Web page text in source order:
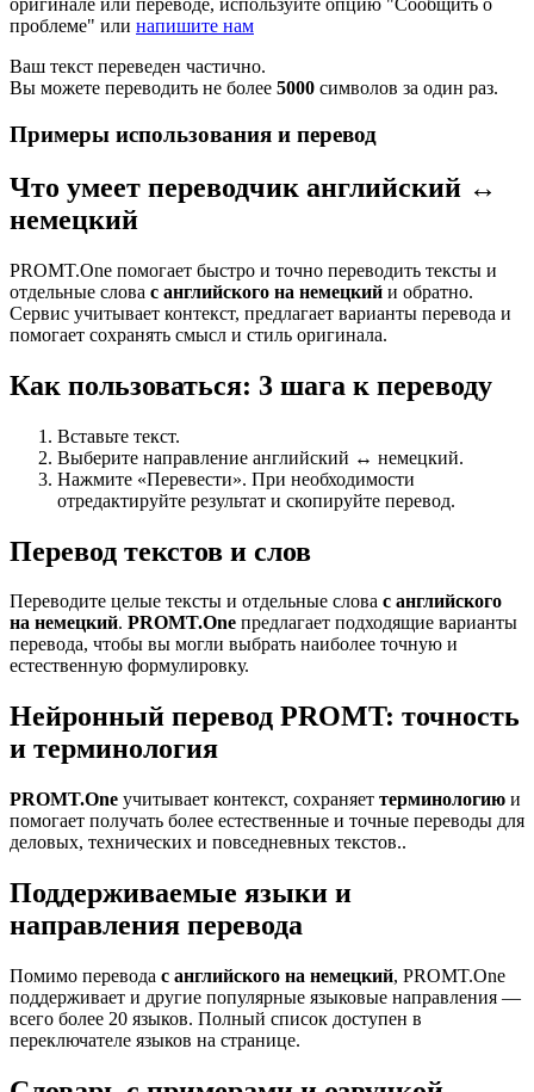
оригинале или переводе, используйте опцию "Сообщить о
проблеме" или напишите нам
Ваш текст переведен частично.
Вы можете переводить не более 5000 символов за один раз.
Примеры использования и перевод
Что умеет переводчик английский ↔
немецкий
PROMT.One помогает быстро и точно переводить тексты и
отдельные слова с английского на немецкий и обратно.
Сервис учитывает контекст, предлагает варианты перевода и
помогает сохранять смысл и стиль оригинала.
Как пользоваться: 3 шага к переводу
Вставьте текст.
Выберите направление английский ↔ немецкий.
Нажмите «Перевести». При необходимости
отредактируйте результат и скопируйте перевод.
Перевод текстов и слов
Переводите целые тексты и отдельные слова с английского
на немецкий. PROMT.One предлагает подходящие варианты
перевода, чтобы вы могли выбрать наиболее точную и
естественную формулировку.
Нейронный перевод PROMT: точность
и терминология
PROMT.One учитывает контекст, сохраняет терминологию и
помогает получать более естественные и точные переводы для
деловых, технических и повседневных текстов..
Поддерживаемые языки и
направления перевода
Помимо перевода с английского на немецкий, PROMT.One
поддерживает и другие популярные языковые направления —
всего более 20 языков. Полный список доступен в
переключателе языков на странице.